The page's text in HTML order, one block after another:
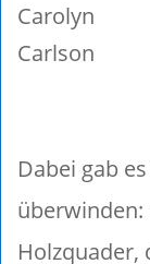
Carolyn
Carlson
Dabei gab
überwinden:
Holzquader,